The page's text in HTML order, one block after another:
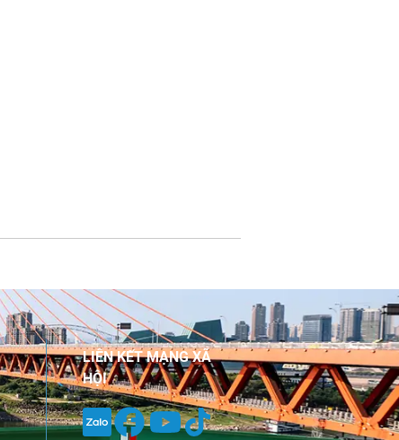
LIÊN KẾT MẠNG XÃ
HỘI